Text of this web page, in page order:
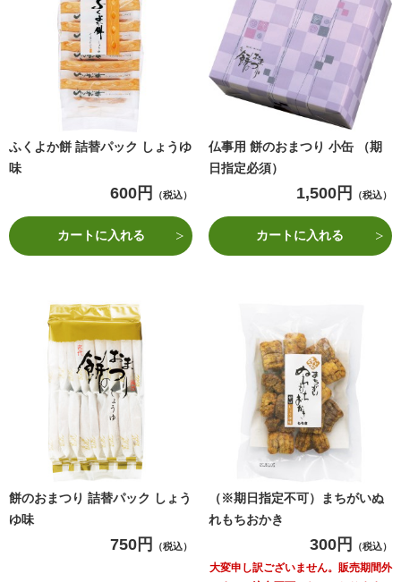
ふくよか餅 詰替パック しょうゆ
味
600円 （税込）
カートに入れる
仏事用 餅のおまつり 小缶 （期
日指定必須）
1,500円 （税込）
カートに入れる
餅のおまつり 詰替パック しょう
ゆ味
750円 （税込）
（※期日指定不可）まちがいぬ
れもちおかき
300円 （税込）
大変申し訳ございません。販売期間外